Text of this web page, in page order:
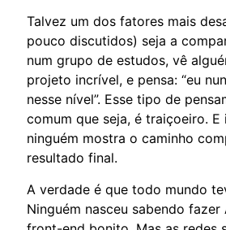
Talvez um dos fatores mais
pouco discutidos) seja a
num grupo de estudos, vê
projeto incrível, e pensa: “eu
nesse nível”. Esse tipo de
comum que seja, é traiçoeiro. E
ninguém mostra o caminho
resultado final.
A verdade é que todo mundo
Ninguém nasceu sabendo fazer